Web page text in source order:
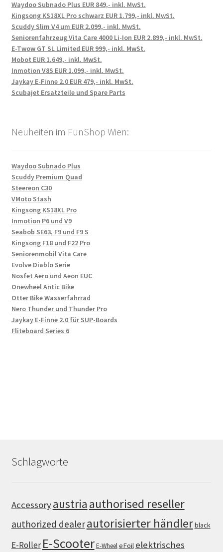
Waydoo Subnado Plus EUR 849,- inkl. MwSt.
Kingsong KS18XL Pro schwarz EUR 1.799,- inkl. MwSt.
Scuddy Slim V4 um EUR 2.099,- inkl. MwSt.
Seniorenfahrzeug Vita Care 4000 Li-Ion EUR 2.899,- inkl. MwSt.
E-Twow GT SL Limited EUR 999,- inkl. MwSt.
Mobot EUR 1.649,- inkl. MwSt.
Inmotion V8S EUR 1.099,- inkl. MwSt.
Jaykay E-Finne 2.0 EUR 479,- inkl. MwSt.
Scubajet Ersatzteile und Spare Parts
Neuheiten im FunShop Wien:
Waydoo Subnado Plus
Scuddy Premium Quad
Steereon C30
VMoto Stash
Kingsong KS18XL Pro
Inmotion P6 und V9
Seabob SE63, F9 und F9 S
Kingsong F18 und F22 Pro
Seniorenmobil Vita Care
Evolve Diablo Serie
Nosfet Aero und Aeon EUC
Onewheel Antic Bike
Otter Bike Wasserfahrrad
Nero Thunder und Thunder Pro
Jaykay E-Finne 2.0 für SUP-Boards
Fliteboard Series 6
Schlagworte
Accessoryaustria authorised reseller
authorized dealerautorisierter händlerblack
E-Roller E-ScooterE-WheeleFoil elektrisches